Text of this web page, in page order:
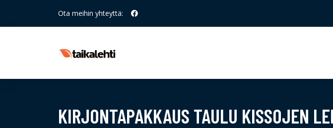
Ota meihin yhteyttä:
KIRJONTAPAKKAUS TAULU KISSOJEN